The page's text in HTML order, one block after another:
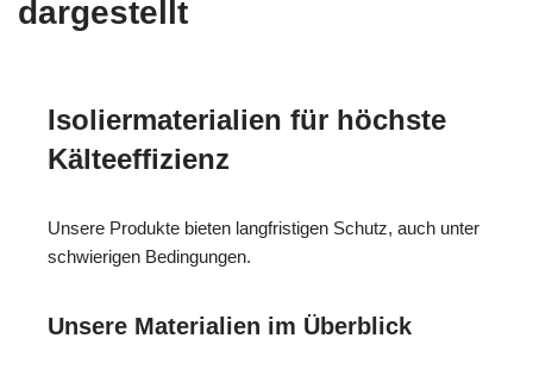
dargestellt
Isoliermaterialien für höchste
Kälteeffizienz
Unsere Produkte bieten langfristigen Schutz, auch unter
schwierigen Bedingungen.
Unsere Materialien im Überblick